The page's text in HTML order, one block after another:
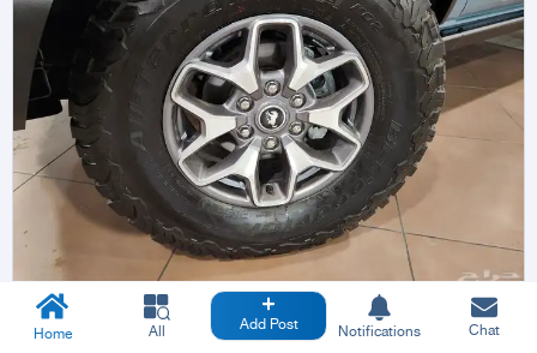
Home All Add Post Notifications Chat